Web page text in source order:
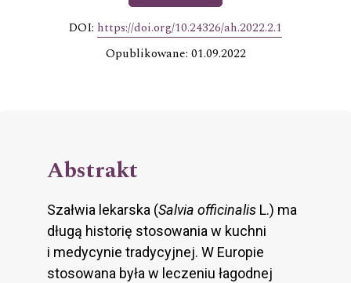
DOI: https://doi.org/10.24326/ah.2022.2.1
Opublikowane: 01.09.2022
Abstrakt
Szałwia lekarska (Salvia officinalis L.) ma
długą historię stosowania w kuchni
i medycynie tradycyjnej. W Europie
stosowana była w leczeniu łagodnej